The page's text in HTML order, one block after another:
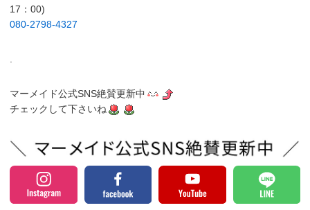
17：00)
080-2798-4327
マーメイド公式SNS絶賛更新中
チェックして下さいね